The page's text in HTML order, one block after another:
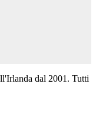
dal 2001. Tutti